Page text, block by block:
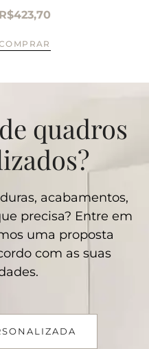
R$423,70
quadros
acabamentos,
precisa? Entre em
uma proposta
com as suas